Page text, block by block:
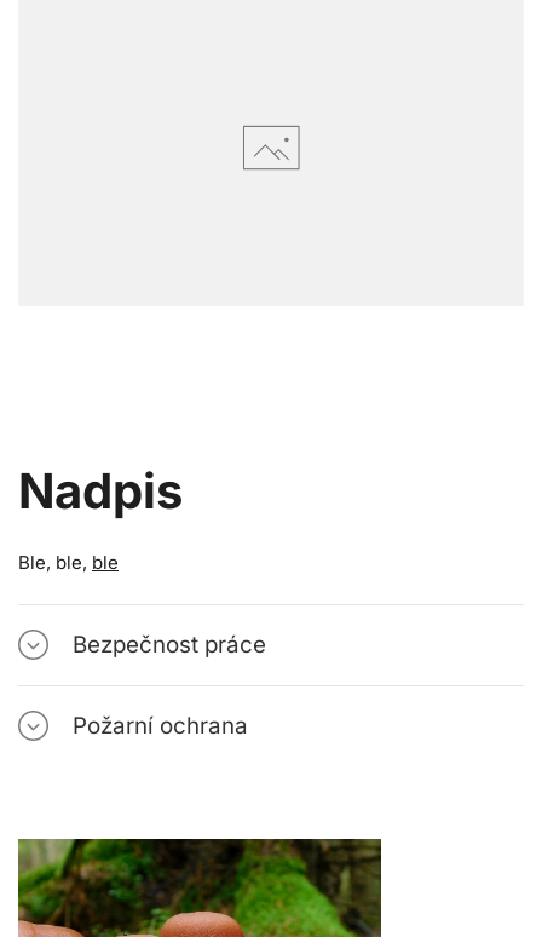
Nadpis
Ble, ble, ble
Bezpečnost práce
Požarní ochrana